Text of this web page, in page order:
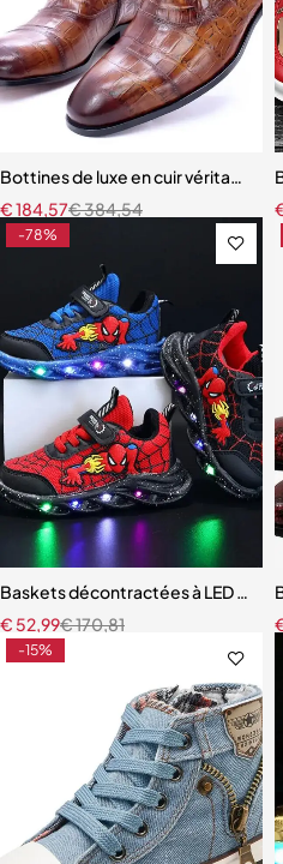
Bottines de luxe en cuir véritable
€384,54
€184,57
-78%
Baskets décontractées à LED pour
€170,81
€ 52,99
-15%